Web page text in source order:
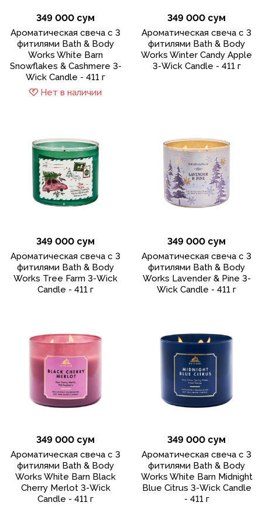
349 000 сум
Ароматическая свеча с 3
фитилями Bath & Body
Works White Barn
Snowflakes & Cashmere 3-
Wick Candle - 411 г
Нет в наличии
349 000 сум
Ароматическая свеча с 3
фитилями Bath & Body
Works Winter Candy Apple
3-Wick Candle - 411 г
349 000 сум
Ароматическая свеча с 3
фитилями Bath & Body
Works Tree Farm 3-Wick
Candle - 411 г
349 000 сум
Ароматическая свеча с 3
фитилями Bath & Body
Works Lavender & Pine 3-
Wick Candle - 411 г
349 000 сум
Ароматическая свеча с 3
фитилями Bath & Body
Works White Barn Black
Cherry Merlot 3-Wick
Candle - 411 г
349 000 сум
Ароматическая свеча с 3
фитилями Bath & Body
Works White Barn Midnight
Blue Citrus 3-Wick Candle
- 411 г